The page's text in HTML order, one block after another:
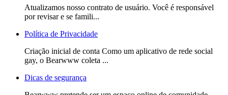
Atualizamos nosso contrato de usuário. Você é responsável
por revisar e se famili...
Política de Privacidade
Criação inicial de conta Como um aplicativo de rede social
gay, o Bearwww coleta ...
Dicas de segurança